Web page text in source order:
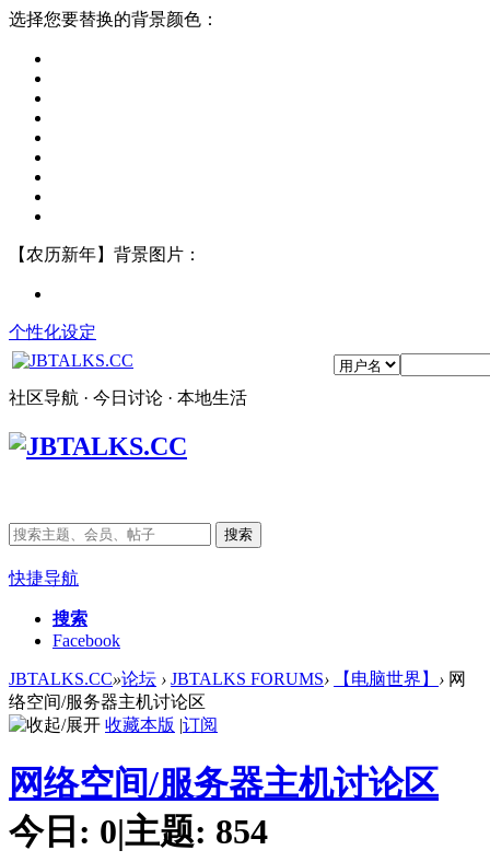
选择您要替换的背景颜色：
【农历新年】背景图片：
个性化设定
社区导航 · 今日讨论 · 本地生活
搜索
快捷导航
搜索
Facebook
JBTALKS.CC»论坛 › JBTALKS FORUMS› 【电脑世界】 › 网
络空间/服务器主机讨论区
收藏本版 |订阅
网络空间/服务器主机讨论区
今日: 0|主题: 854